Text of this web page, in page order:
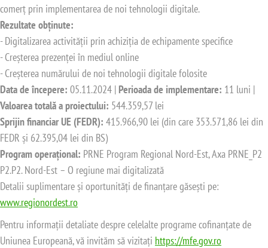
comerț prin implementarea de noi tehnologii digitale.
Rezultate obținute:
- Digitalizarea activității prin achiziția de echipamente specifice
- Creșterea prezenței în mediul online
- Creșterea numărului de noi tehnologii digitale folosite
Data de începere: 05.11.2024 | Perioada de implementare: 11 luni |
Valoarea totală a proiectului: 544.359,57 lei
Sprijin financiar UE (FEDR): 415.966,90 lei (din care 353.571,86 lei din
FEDR și 62.395,04 lei din BS)
Program operațional: PRNE Program Regional Nord-Est, Axa PRNE_P2
P2.P2. Nord-Est – O regiune mai digitalizată
Detalii suplimentare și oportunități de finanțare găsești pe:
www.regionordest.ro
Pentru informații detaliate despre celelalte programe cofinanțate de
Uniunea Europeană, vă invităm să vizitați https://mfe.gov.ro